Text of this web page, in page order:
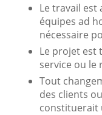
Le travail est
équipes ad
nécessaire
Le projet est
service ou le
Tout
des clients
constituerait